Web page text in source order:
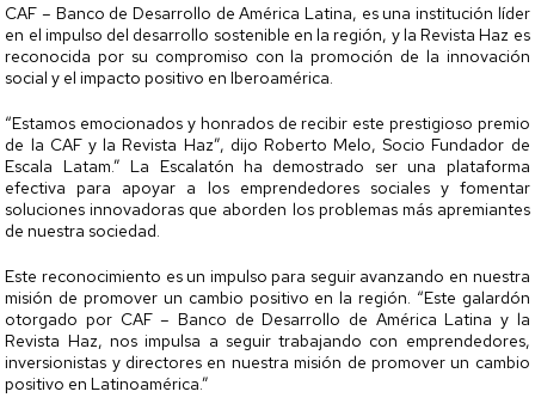
CAF – Banco de Desarrollo de América Latina, es una institución líder
en el impulso del desarrollo sostenible en la región, y la Revista Haz es
reconocida por su compromiso con la promoción de la innovación
social y el impacto positivo en Iberoamérica.
“Estamos emocionados y honrados de recibir este prestigioso premio
de la CAF y la Revista Haz”, dijo Roberto Melo, Socio Fundador de
Escala Latam.” La Escalatón ha demostrado ser una plataforma
efectiva para apoyar a los emprendedores sociales y fomentar
soluciones innovadoras que aborden los problemas más apremiantes
de nuestra sociedad.
Este reconocimiento es un impulso para seguir avanzando en nuestra
misión de promover un cambio positivo en la región. “Este galardón
otorgado por CAF – Banco de Desarrollo de América Latina y la
Revista Haz, nos impulsa a seguir trabajando con emprendedores,
inversionistas y directores en nuestra misión de promover un cambio
positivo en Latinoamérica.”